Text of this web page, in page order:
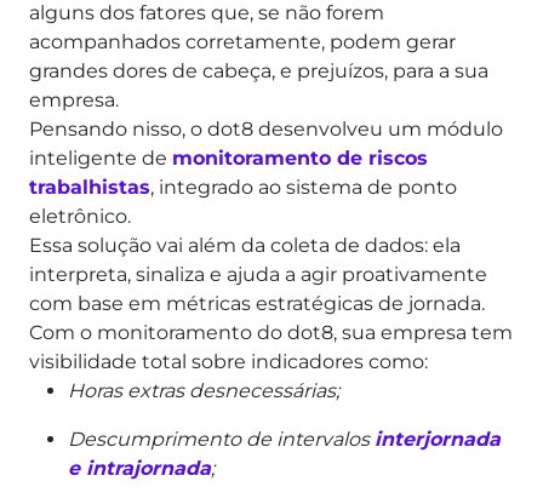
alguns dos fatores que, se não forem
acompanhados corretamente, podem gerar
grandes dores de cabeça, e prejuízos, para a sua
empresa.
Pensando nisso, o dot8 desenvolveu um módulo
inteligente de monitoramento de riscos
trabalhistas, integrado ao sistema de ponto
eletrônico.
Essa solução vai além da coleta de dados: ela
interpreta, sinaliza e ajuda a agir proativamente
com base em métricas estratégicas de jornada.
Com o monitoramento do dot8, sua empresa tem
visibilidade total sobre indicadores como:
Horas extras desnecessárias;
Descumprimento de intervalos interjornada
e intrajornada;